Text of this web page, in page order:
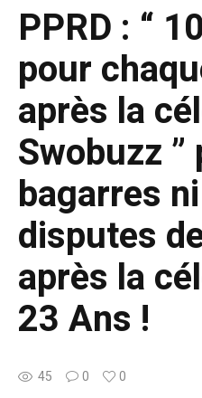
PPRD : “
pour
après la
Swobuzz ”
bagarres
disputes
après la
23 Ans !
45 0 0